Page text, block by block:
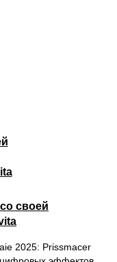
своей
2025: Prissmacer